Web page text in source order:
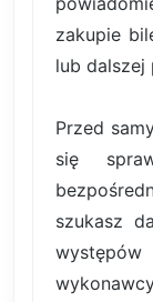
zakupie
lub dalszej
Przed
się
szukasz